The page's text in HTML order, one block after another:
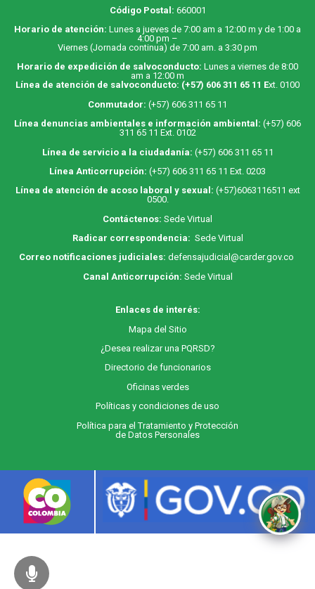
Código Postal: 660001
Horario de atención: Lunes a jueves de 7:00 am a 12:00 m y de 1:00 a
4:00 pm –
Viernes (Jornada continua) de 7:00 am. a 3:30 pm
Horario de expedición de salvoconducto: Lunes a viernes de 8:00
am a 12:00 m
Línea de atención de salvoconducto: (+57) 606 311 65 11 Ext. 0100
Conmutador: (+57) 606 311 65 11
Línea denuncias ambientales e información ambiental: (+57) 606
311 65 11 Ext. 0102
Línea de servicio a la ciudadanía: (+57) 606 311 65 11
Línea Anticorrupción: (+57) 606 311 65 11 Ext. 0203
Línea de atención de acoso laboral y sexual: (+57)6063116511 ext
0500.
Contáctenos: Sede Virtual
Radicar correspondencia: Sede Virtual
Correo notificaciones judiciales: defensajudicial@carder.gov.co
Canal Anticorrupción: Sede Virtual
Enlaces de interés:
Mapa del Sitio
¿Desea realizar una PQRSD?
Directorio de funcionarios
Oficinas verdes
Políticas y condiciones de uso
Política para el Tratamiento y Protección
de Datos Personales